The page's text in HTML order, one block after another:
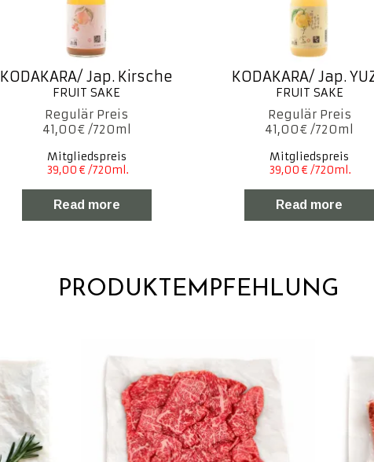
KODAKARA/ Jap. Kirsche
41,00€
Mitgliedspreis
Read more
KODAKARA/ Jap.
41,00€
Mitgliedspreis
Read more
PRODUKTEMPFEHLUNG